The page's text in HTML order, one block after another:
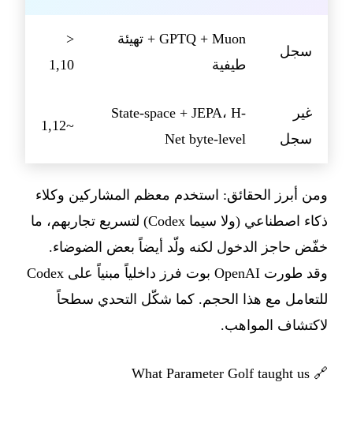
سجل
GPTQ + Muon + تهيئة
طيفية
<
1,10
غير
سجل
State-space + JEPA، H-
Net byte-level
~1,12
ومن أبرز الحقائق: استخدم معظم المشاركين وكلاء
ذكاء اصطناعي (ولا سيما Codex) لتسريع تجاربهم، ما
خفّض حاجز الدخول لكنه ولّد أيضاً بعض الضوضاء.
وقد طورت OpenAI بوت فرز داخلياً مبنياً على Codex
للتعامل مع هذا الحجم. كما شكّل التحدي سطحاً
لاكتشاف المواهب.
🔗
What Parameter Golf taught us